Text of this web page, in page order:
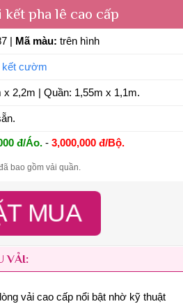
kết pha lê cao cấp
Mã màu: trên hình
kết cườm
x 2,2m | Quần: 1,55m x 1,1m.
đ/Áo. - 3,000,000 đ/Bộ.
bao gồm vải quần.
MUA
VẢI:
vải cao cấp nổi bật nhờ kỹ thuật